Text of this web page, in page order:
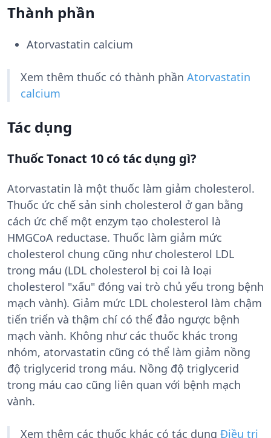
Thành phần
Atorvastatin calcium
Xem thêm thuốc có thành phần Atorvastatin
calcium
Tác dụng
Thuốc Tonact 10 có tác dụng gì?
Atorvastatin là một thuốc làm giảm cholesterol.
Thuốc ức chế sản sinh cholesterol ở gan bằng
cách ức chế một enzym tạo cholesterol là
HMGCoA reductase. Thuốc làm giảm mức
cholesterol chung cũng như cholesterol LDL
trong máu (LDL cholesterol bị coi là loại
cholesterol "xấu" đóng vai trò chủ yếu trong bệnh
mạch vành). Giảm mức LDL cholesterol làm chậm
tiến triển và thậm chí có thể đảo ngược bệnh
mạch vành. Không như các thuốc khác trong
nhóm, atorvastatin cũng có thể làm giảm nồng
độ triglycerid trong máu. Nồng độ triglycerid
trong máu cao cũng liên quan với bệnh mạch
vành.
Xem thêm các thuốc khác có tác dụng Điều trị